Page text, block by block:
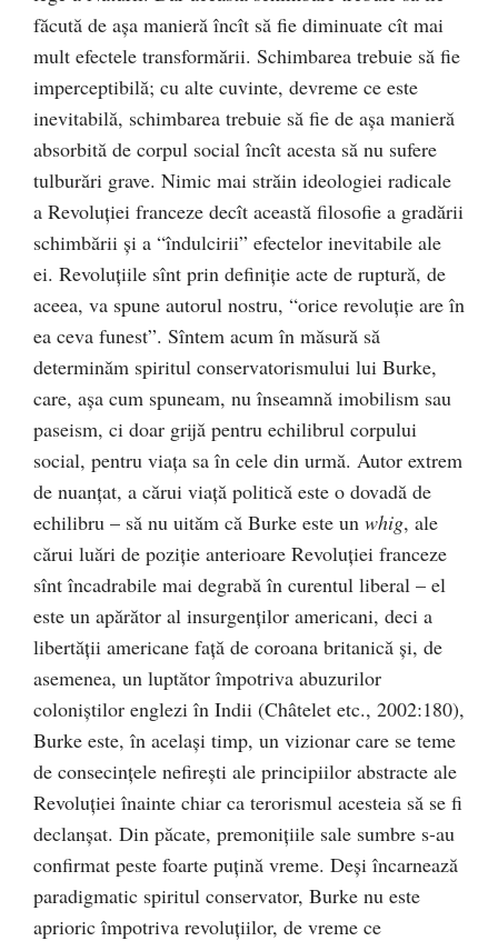
făcută de aşa manieră încît să fie diminuate cît mai
mult efectele transformării. Schimbarea trebuie să fie
imperceptibilă; cu alte cuvinte, devreme ce este
inevitabilă, schimbarea trebuie să fie de aşa manieră
absorbită de corpul social încît acesta să nu sufere
tulburări grave. Nimic mai străin ideologiei radicale
a Revoluţiei franceze decît această filosofie a gradării
schimbării şi a “îndulcirii” efectelor inevitabile ale
ei. Revoluţiile sînt prin definiţie acte de ruptură, de
aceea, va spune autorul nostru, “orice revoluţie are în
ea ceva funest”. Sîntem acum în măsură să
determinăm spiritul conservatorismului lui Burke,
care, aşa cum spuneam, nu înseamnă imobilism sau
paseism, ci doar grijă pentru echilibrul corpului
social, pentru viaţa sa în cele din urmă. Autor extrem
de nuanţat, a cărui viaţă politică este o dovadă de
echilibru – să nu uităm că Burke este un whig, ale
cărui luări de poziţie anterioare Revoluţiei franceze
sînt încadrabile mai degrabă în curentul liberal – el
este un apărător al insurgenţilor americani, deci a
libertăţii americane faţă de coroana britanică şi, de
asemenea, un luptător împotriva abuzurilor
coloniştilor englezi în Indii (Châtelet etc., 2002:180),
Burke este, în acelaşi timp, un vizionar care se teme
de consecinţele nefireşti ale principiilor abstracte ale
Revoluţiei înainte chiar ca terorismul acesteia să se fi
declanşat. Din păcate, premoniţiile sale sumbre s-au
confirmat peste foarte puţină vreme. Deşi încarnează
paradigmatic spiritul conservator, Burke nu este
aprioric împotriva revoluţiilor, de vreme ce